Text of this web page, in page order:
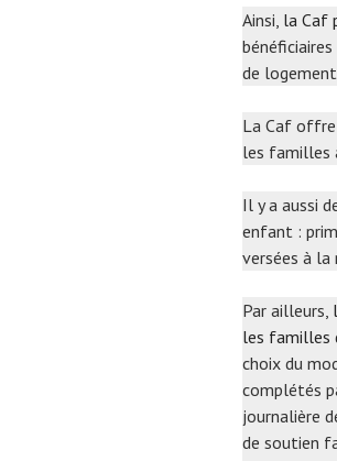
Ainsi, la Caf
de
La Caf offre
les familles
Il y a aussi
enfant :
versées à la
Par ailleurs,
les familles
choix du
complétés
journalière
de soutien